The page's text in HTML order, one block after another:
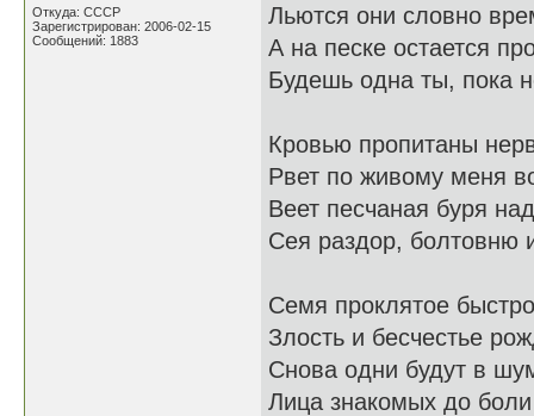
Откуда: СССР
Зарегистрирован: 2006-02-15
Сообщений: 1883
Льются они словно
А на песке остается
Будешь одна ты, пока
Кровью пропитаны
Рвет по живому меня
Веет песчаная буря
Сея раздор, болтовню
Семя проклятое
Злость и бесчестье
Снова одни будут в
Лица знакомых до